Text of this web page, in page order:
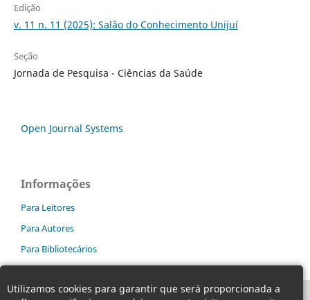
Utilizamos cookies para garantir que será proporcionada a
Edição
v. 11 n. 11 (2025): Salão do Conhecimento Unijuí
Seção
Jornada de Pesquisa - Ciências da Saúde
Open Journal Systems
Informações
Para Leitores
Para Autores
Para Bibliotecários